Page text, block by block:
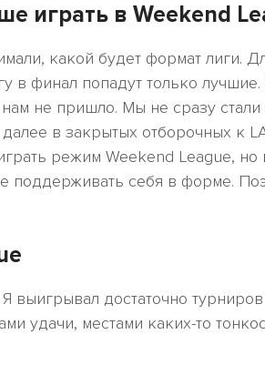
играть в Weekend
какой будет формат лиги.
в финал попадут только
не пришло. Мы не сразу стали
в закрытых отборочных к
режим Weekend League,
поддерживать себя в форме.
выигрывал достаточно
удачи, местами каких-то